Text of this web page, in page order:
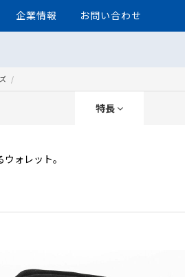
企業情報 お問い合わせ
特長
ォレット。